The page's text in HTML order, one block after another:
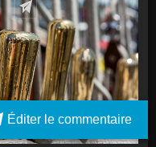
Écrire un commentaire
Éditer le commentaire